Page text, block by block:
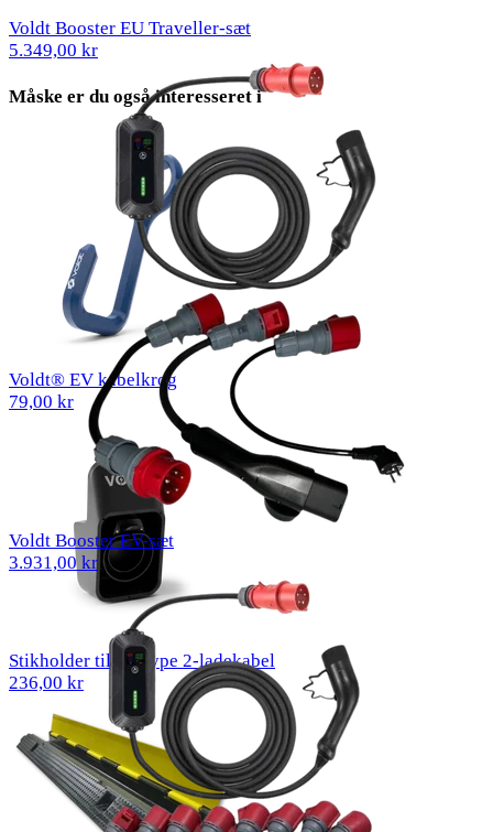
Måske er du også interesseret i
Voldt® EV kabelkrog
79,00 kr
Stikholder til EV type 2-ladekabel
236,00 kr
Voldt Booster EU Traveller-sæt
5.349,00 kr
Voldt Booster EV-sæt
3.931,00 kr